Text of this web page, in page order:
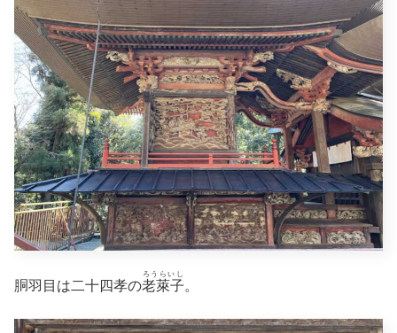
胴羽目は二十四孝の老萊子
ろうらいし
。